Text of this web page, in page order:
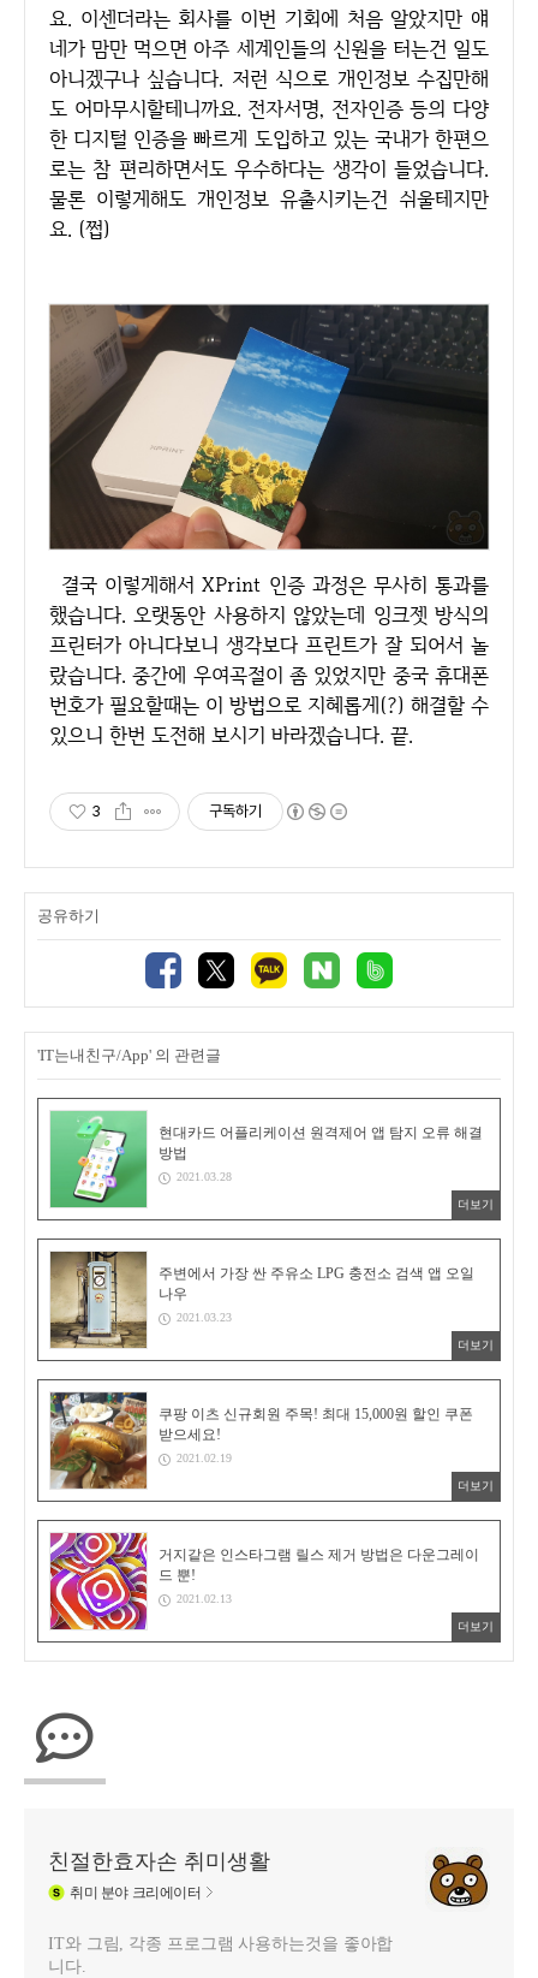
요. 이센더라는 회사를 이번 기회에 처음 알았지만 얘
네가 맘만 먹으면 아주 세계인들의 신원을 터는건 일도
아니겠구나 싶습니다. 저런 식으로 개인정보 수집만해
도 어마무시할테니까요. 전자서명, 전자인증 등의 다양
한 디지털 인증을 빠르게 도입하고 있는 국내가 한편으
로는 참 편리하면서도 우수하다는 생각이 들었습니다.
물론 이렇게해도 개인정보 유출시키는건 쉬울테지만
요. (쩝)
결국 이렇게해서 XPrint 인증 과정은 무사히 통과를
했습니다. 오랫동안 사용하지 않았는데 잉크젯 방식의
프린터가 아니다보니 생각보다 프린트가 잘 되어서 놀
랐습니다. 중간에 우여곡절이 좀 있었지만 중국 휴대폰
번호가 필요할때는 이 방법으로 지혜롭게(?) 해결할 수
있으니 한번 도전해 보시기 바라겠습니다. 끝.
3 구독하기
공유하기
'IT는내친구/App' 의 관련글
현대카드 어플리케이션 원격제어 앱 탐지 오류 해결
방법
2021.03.28
더보기
주변에서 가장 싼 주유소 LPG 충전소 검색 앱 오일
나우
2021.03.23
더보기
쿠팡 이츠 신규회원 주목! 최대 15,000원 할인 쿠폰
받으세요!
2021.02.19
더보기
거지같은 인스타그램 릴스 제거 방법은 다운그레이
드 뿐!
2021.02.13
더보기
친절한효자손 취미생활
취미 분야 크리에이터
IT와 그림, 각종 프로그램 사용하는것을 좋아합
니다.